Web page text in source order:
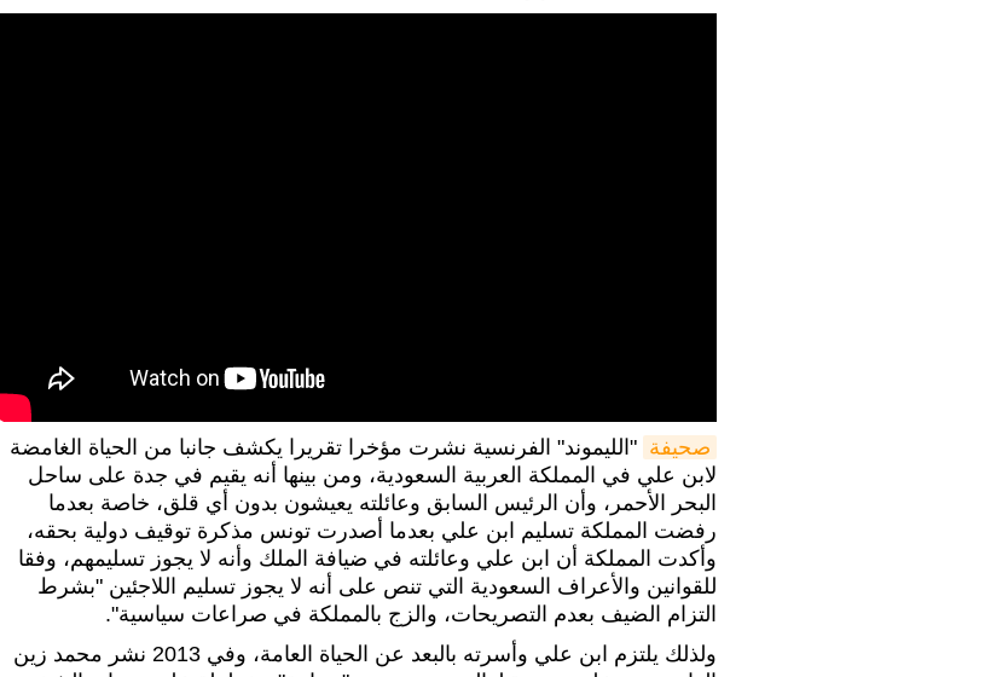
صحيفة "الليموند" الفرنسية نشرت مؤخرا تقريرا يكشف جانبا من الحياة الغامضة
لابن علي في المملكة العربية السعودية، ومن بينها أنه يقيم في جدة على ساحل
البحر الأحمر، وأن الرئيس السابق وعائلته يعيشون بدون أي قلق، خاصة بعدما
رفضت المملكة تسليم ابن علي بعدما أصدرت تونس مذكرة توقيف دولية بحقه،
وأكدت المملكة أن ابن علي وعائلته في ضيافة الملك وأنه لا يجوز تسليمهم، وفقا
للقوانين والأعراف السعودية التي تنص على أنه لا يجوز تسليم اللاجئين "بشرط
التزام الضيف بعدم التصريحات، والزج بالمملكة في صراعات سياسية".
ولذلك يلتزم ابن علي وأسرته بالبعد عن الحياة العامة، وفي 2013 نشر محمد زين